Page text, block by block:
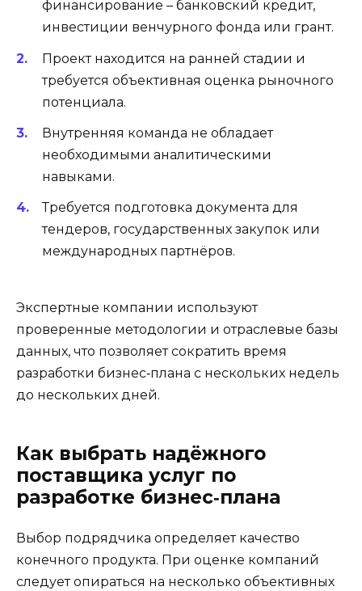
финансирование – банковский кредит,
инвестиции венчурного фонда или грант.
Проект находится на ранней стадии и
требуется объективная оценка рыночного
потенциала.
Внутренняя команда не обладает
необходимыми аналитическими
навыками.
Требуется подготовка документа для
тендеров, государственных закупок или
международных партнёров.
Экспертные компании используют
проверенные методологии и отраслевые базы
данных, что позволяет сократить время
разработки бизнес‑плана с нескольких недель
до нескольких дней.
Как выбрать надёжного
поставщика услуг по
разработке бизнес‑плана
Выбор подрядчика определяет качество
конечного продукта. При оценке компаний
следует опираться на несколько объективных